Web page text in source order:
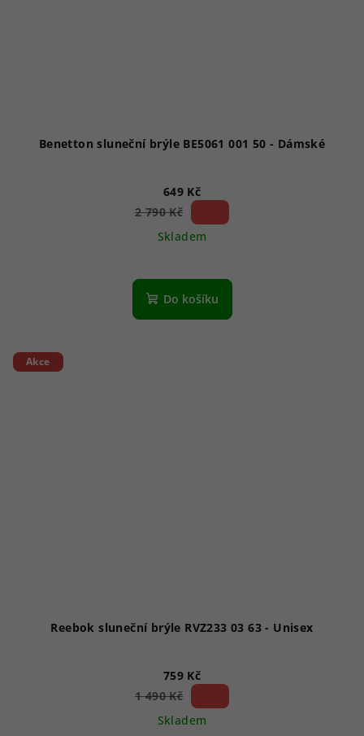
Benetton sluneční brýle BE5061 001 50 - Dámské
649 Kč
2 790 Kč
Skladem
Do košíku
Akce
Reebok sluneční brýle RVZ233 03 63 - Unisex
759 Kč
1 490 Kč
Skladem